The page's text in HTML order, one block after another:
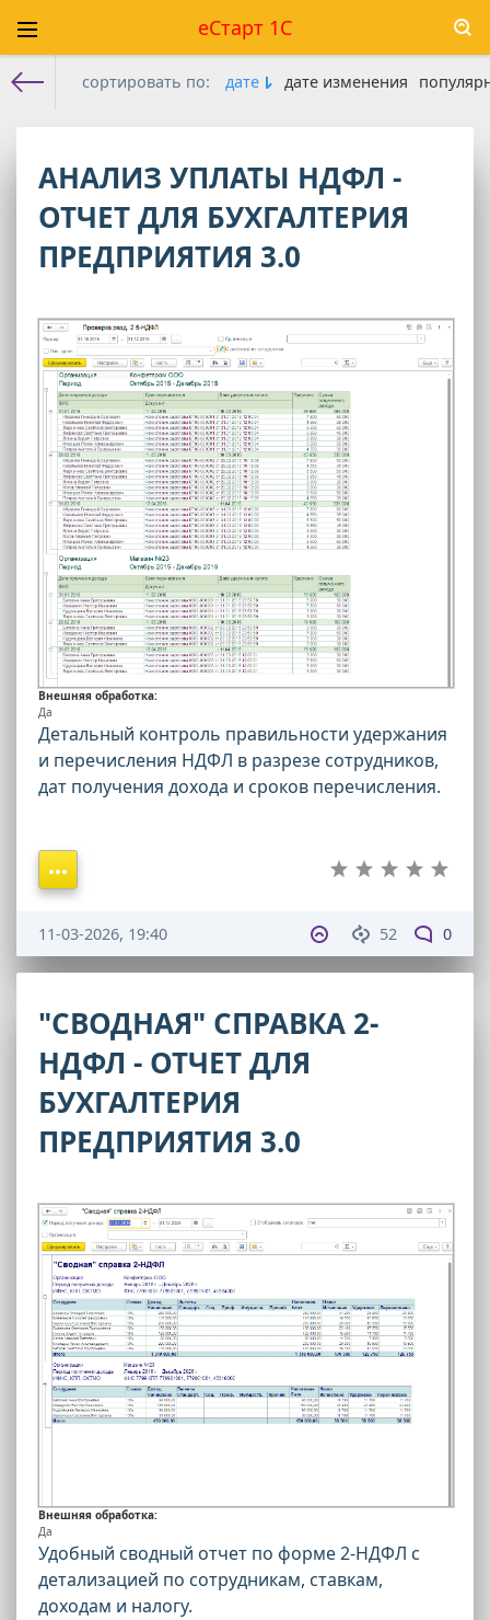
еСтарт 1С
сортировать по: дате дате изменения
АНАЛИЗ УПЛАТЫ НДФЛ -
ОТЧЕТ ДЛЯ БУХГАЛТЕРИЯ
ПРЕДПРИЯТИЯ 3.0
Внешняя обработка:
Да
Детальный контроль правильности удержания
и перечисления НДФЛ в разрезе сотрудников,
дат получения дохода и сроков перечисления.
52 0
11-03-2026, 19:40
"СВОДНАЯ" СПРАВКА 2-
НДФЛ - ОТЧЕТ ДЛЯ
БУХГАЛТЕРИЯ
ПРЕДПРИЯТИЯ 3.0
Внешняя обработка:
Да
Удобный сводный отчет по форме 2-НДФЛ с
детализацией по сотрудникам, ставкам,
доходам и налогу.